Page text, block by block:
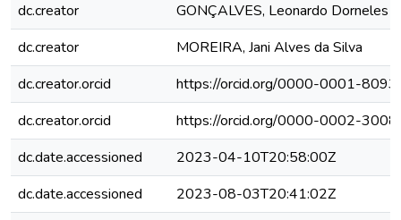
dc.creator
GONÇALVES, Leonardo Dorneles
dc.creator
MOREIRA, Jani Alves da Silva
dc.creator.orcid
https://orcid.org/0000-0001-
dc.creator.orcid
https://orcid.org/0000-0002-
dc.date.accessioned
2023-04-10T20:58:00Z
dc.date.accessioned
2023-08-03T20:41:02Z